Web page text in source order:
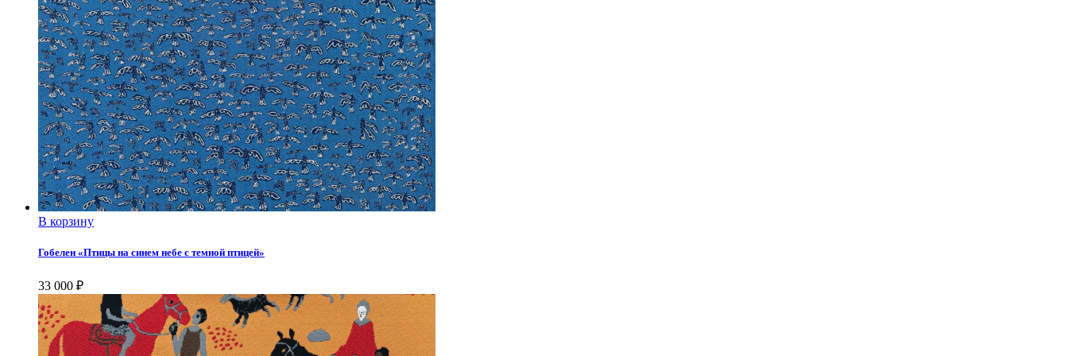
В корзину
Гобелен «Птицы на синем небе с темной птицей»
33 000 ₽